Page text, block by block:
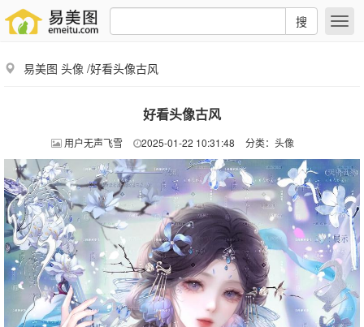
搜
易美图 头像 /好看头像古风
好看头像古风
用户无声飞雪 2025-01-22 10:31:48 分类： 头像